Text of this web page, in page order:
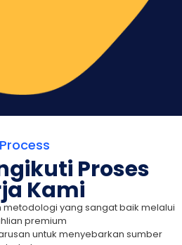
Process
Proses
Kami
yang sangat baik melalui
premium
untuk menyebarkan sumber